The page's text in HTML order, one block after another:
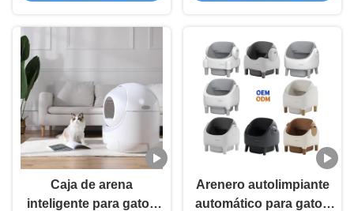
Caja de arena
inteligente para gatos
Arenero autolimpiante
automático para gatos